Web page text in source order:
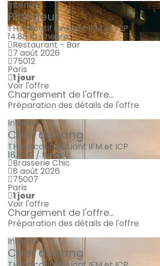
Intérim
Plongeur
TH indicatif incluant IFM et ICP
14.88 € / heure
Restaurant - Bar
7 août 2026
75012
Paris
1 jour
Voir l'offre
Chargement de l'offre...
Préparation des détails de l'offre
Intérim
Chef de rang
TH indicatif incluant IFM et ICP
18.15 € / heure
Brasserie Chic
8 août 2026
75007
Paris
1 jour
Voir l'offre
Chargement de l'offre...
Préparation des détails de l'offre
Intérim
Chef de rang